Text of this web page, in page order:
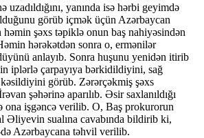
uzadıldığını, yanında isə hərbi geyimdə
görüb içmək üçün Azərbaycan
şəxs təpiklə onun baş nahiyəsindən
hərəkətdən sonra o, ermənilər
anlayıb. Sonra huşunu yenidən itirib
iplərlə çarpayıya bərkidildiyini, sağ
kəsildiyini görüb. Zərərçəkmiş şəxs
şəhərinə aparılıb. Əsir saxlanıldığı
ona işgəncə verilib. O, Baş prokurorun
Əliyevin sualına cavabında bildirib ki,
Azərbaycana təhvil verilib.